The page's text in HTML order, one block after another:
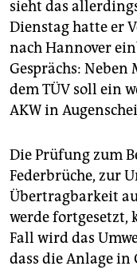
sieht das
Dienstag hatte er
nach Hannover
Gesprächs:
dem TÜV soll ein
AKW in
Die Prüfung zum
Federbrüche, zur
Übertragbarkeit
werde fortgesetzt,
Fall wird das
dass die Anlage